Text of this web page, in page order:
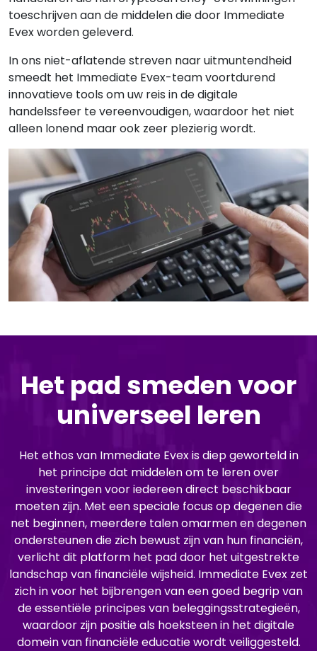
toeschrijven aan de middelen die door Immediate
Evex worden geleverd.
In ons niet-aflatende streven naar uitmuntendheid
smeedt het Immediate Evex-team voortdurend
innovatieve tools om uw reis in de digitale
handelssfeer te vereenvoudigen, waardoor het niet
alleen lonend maar ook zeer plezierig wordt.
Het pad smeden voor
universeel leren
Het ethos van Immediate Evex is diep geworteld in
het principe dat middelen om te leren over
investeringen voor iedereen direct beschikbaar
moeten zijn. Met een speciale focus op degenen die
net beginnen, meerdere talen omarmen en degenen
ondersteunen die zich bewust zijn van hun financiën,
verlicht dit platform het pad door het uitgestrekte
landschap van financiële wijsheid. Immediate Evex zet
zich in voor het bijbrengen van een goed begrip van
de essentiële principes van beleggingsstrategieën,
waardoor zijn positie als hoeksteen in het digitale
domein van financiële educatie wordt veiliggesteld.